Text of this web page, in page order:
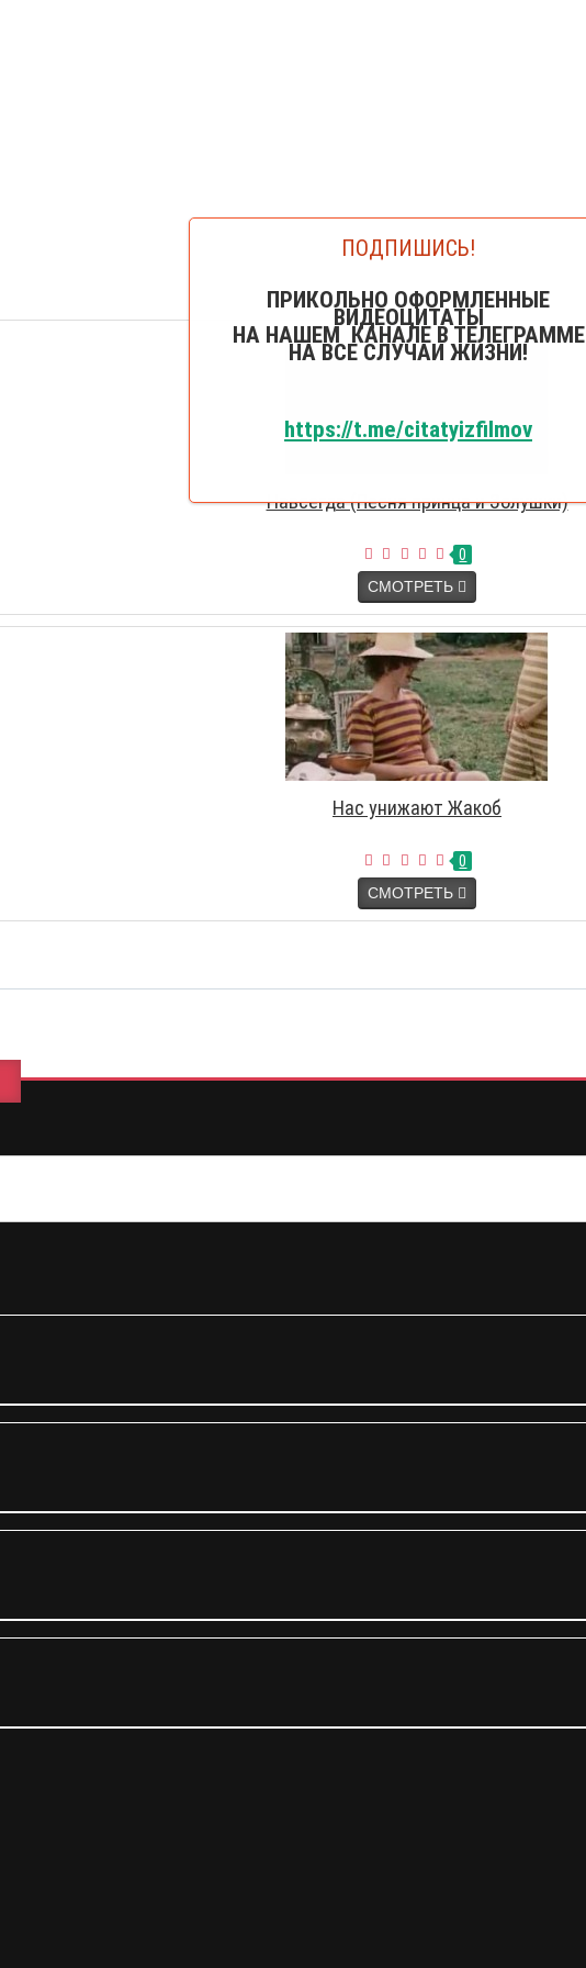
Навсегда (Песня принца и Золушки)
0
СМОТРЕТЬ
Нас унижают Жакоб
0
СМОТРЕТЬ
ПОДПИШИСЬ!
ПРИКОЛЬНО ОФОРМЛЕННЫЕ
ВИДЕОЦИТАТЫ
НА НАШЕМ КАНАЛЕ В ТЕЛЕГРАММЕ
НА ВСЕ СЛУЧАИ ЖИЗНИ!
https://t.me/citatyizfilmov